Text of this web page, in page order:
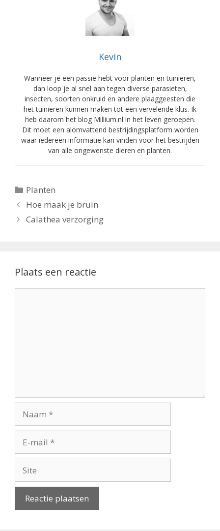
Kevin
Wanneer je een passie hebt voor planten en tuinieren,
dan loop je al snel aan tegen diverse parasieten,
insecten, soorten onkruid en andere plaaggeesten die
het tuinieren kunnen maken tot een vervelende klus. Ik
heb daarom het blog Millium.nl in het leven geroepen.
Dit moet een alomvattend bestrijdingsplatform worden
waar iedereen informatie kan vinden voor het bestrijden
van alle ongewenste dieren en planten.
Categorieën
Planten
Hoe maak je bruin
Calathea verzorging
Plaats een reactie
mail